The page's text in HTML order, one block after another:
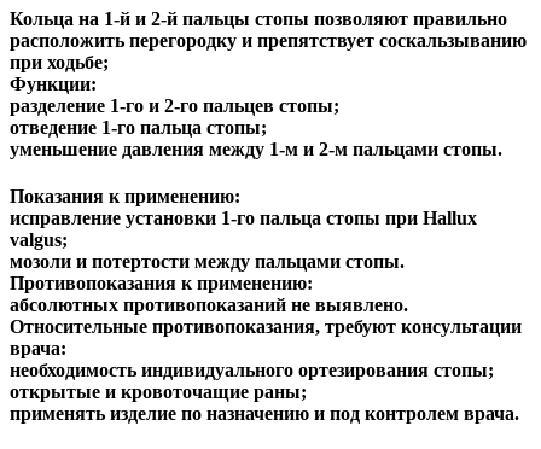
Кольца на 1-й и 2-й пальцы стопы позволяют правильно
расположить перегородку и препятствует соскальзыванию
при ходьбе;
Функции:
разделение 1-го и 2-го пальцев стопы;
отведение 1-го пальца стопы;
уменьшение давления между 1-м и 2-м пальцами стопы.
Показания к применению:
исправление установки 1-го пальца стопы при Hallux
valgus;
мозоли и потертости между пальцами стопы.
Противопоказания к применению:
абсолютных противопоказаний не выявлено.
Относительные противопоказания, требуют консультации
врача:
необходимость индивидуального ортезирования стопы;
открытые и кровоточащие раны;
применять изделие по назначению и под контролем врача.